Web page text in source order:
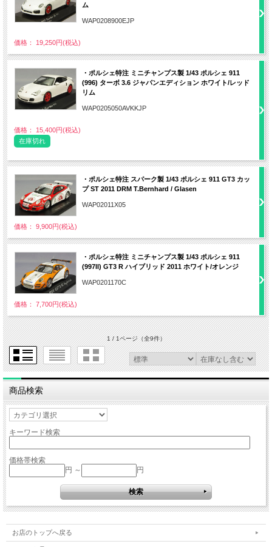
ム
WAP0208900EJP
価格： 19,250円(税込)
・ポルシェ特注 ミニチャンプス製 1/43 ポルシェ 911
(996) ターボ 3.6 ジャパンエディション ホワイト/レッド
リム
WAP0205050AVKKJP
価格： 15,400円(税込)
在庫切れ
・ポルシェ特注 スパーク製 1/43 ポルシェ 911 GT3 カッ
プ ST 2011 DRM T.Bernhard / Glasen
WAP02011X05
価格： 9,900円(税込)
・ポルシェ特注 ミニチャンプス製 1/43 ポルシェ 911
(997II) GT3 R ハイブリッド 2011 ホワイト/オレンジ
WAP0201170C
価格： 7,700円(税込)
1 / 1ページ（全9件）
商品検索
キーワード検索
価格帯検索
円 ～
円
お店のトップへ戻る